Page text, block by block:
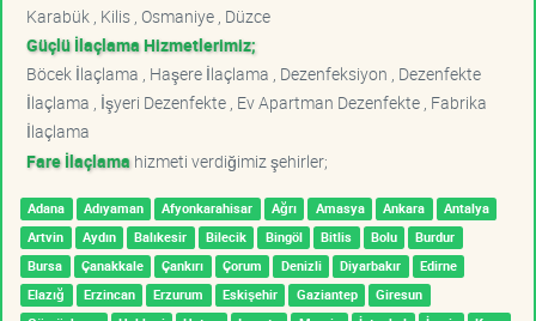
Karabük , Kilis , Osmaniye , Düzce
Güçlü İlaçlama Hizmetlerimiz;
Böcek İlaçlama , Haşere İlaçlama , Dezenfeksiyon , Dezenfekte
İlaçlama , İşyeri Dezenfekte , Ev Apartman Dezenfekte , Fabrika
İlaçlama
Fare İlaçlama hizmeti verdiğimiz şehirler;
Adana Adıyaman Afyonkarahisar Ağrı Amasya Ankara
Antalya
Artvin
Aydın Balıkesir Bilecik Bingöl Bitlis Bolu
Burdur
Bursa
Çanakkale Çankırı Çorum Denizli Diyarbakır
Edirne
Elazığ
Erzincan Erzurum Eskişehir Gaziantep
Giresun